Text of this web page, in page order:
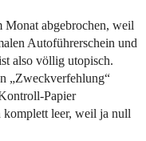
Monat abgebrochen, weil
Autoführerschein und
also völlig utopisch.
„Zweckverfehlung“
Papier
komplett leer, weil ja null